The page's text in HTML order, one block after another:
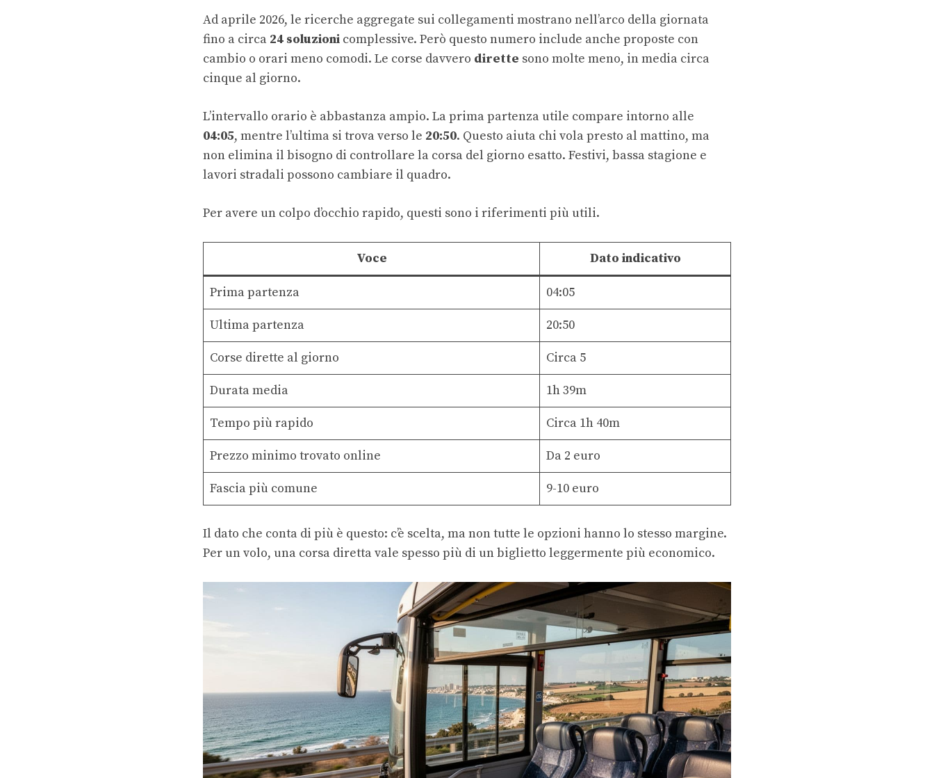
Ad aprile 2026, le ricerche aggregate sui collegamenti mostrano nell’arco della giornata
fino a circa 24 soluzioni complessive. Però questo numero include anche proposte con
cambio o orari meno comodi. Le corse davvero dirette sono molte meno, in media circa
cinque al giorno.
L’intervallo orario è abbastanza ampio. La prima partenza utile compare intorno alle
04:05, mentre l’ultima si trova verso le 20:50. Questo aiuta chi vola presto al mattino, ma
non elimina il bisogno di controllare la corsa del giorno esatto. Festivi, bassa stagione e
lavori stradali possono cambiare il quadro.
Per avere un colpo d’occhio rapido, questi sono i riferimenti più utili.
Voce Dato indicativo
Prima partenza 04:05
Ultima partenza 20:50
Corse dirette al giorno Circa 5
Durata media 1h 39m
Tempo più rapido Circa 1h 40m
Prezzo minimo trovato online Da 2 euro
Fascia più comune 9-10 euro
Il dato che conta di più è questo: c’è scelta, ma non tutte le opzioni hanno lo stesso margine.
Per un volo, una corsa diretta vale spesso più di un biglietto leggermente più economico.